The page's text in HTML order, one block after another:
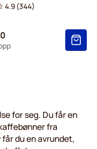
4.9(344)
for seg. Du får en
fra
du en avrundet,